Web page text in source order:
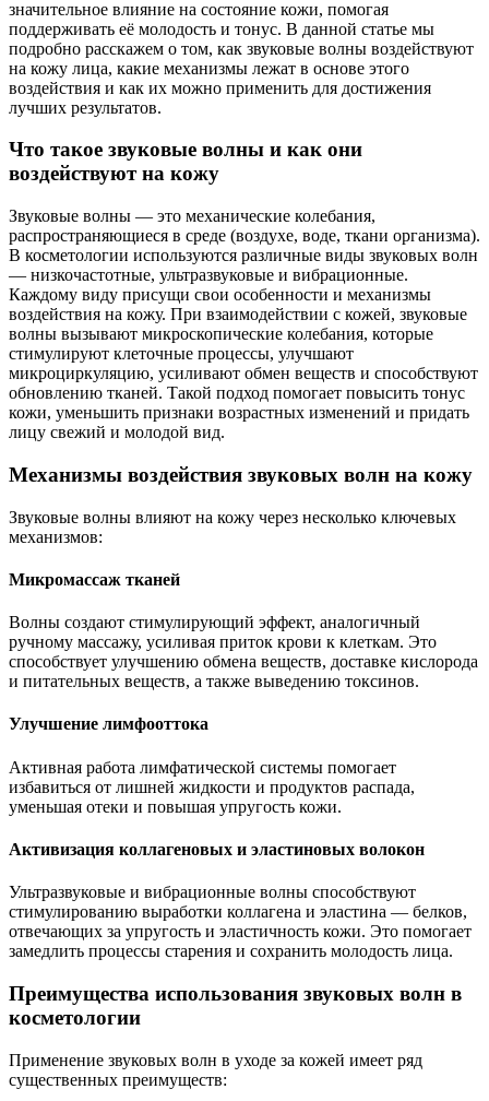
значительное влияние на состояние кожи, помогая
поддерживать её молодость и тонус. В данной статье мы
подробно расскажем о том, как звуковые волны воздействуют
на кожу лица, какие механизмы лежат в основе этого
воздействия и как их можно применить для достижения
лучших результатов.
Что такое звуковые волны и как они
воздействуют на кожу
Звуковые волны — это механические колебания,
распространяющиеся в среде (воздухе, воде, ткани организма).
В косметологии используются различные виды звуковых волн
— низкочастотные, ультразвуковые и вибрационные.
Каждому виду присущи свои особенности и механизмы
воздействия на кожу. При взаимодействии с кожей, звуковые
волны вызывают микроскопические колебания, которые
стимулируют клеточные процессы, улучшают
микроциркуляцию, усиливают обмен веществ и способствуют
обновлению тканей. Такой подход помогает повысить тонус
кожи, уменьшить признаки возрастных изменений и придать
лицу свежий и молодой вид.
Механизмы воздействия звуковых волн на кожу
Звуковые волны влияют на кожу через несколько ключевых
механизмов:
Микромассаж тканей
Волны создают стимулирующий эффект, аналогичный
ручному массажу, усиливая приток крови к клеткам. Это
способствует улучшению обмена веществ, доставке кислорода
и питательных веществ, а также выведению токсинов.
Улучшение лимфооттока
Активная работа лимфатической системы помогает
избавиться от лишней жидкости и продуктов распада,
уменьшая отеки и повышая упругость кожи.
Активизация коллагеновых и эластиновых волокон
Ультразвуковые и вибрационные волны способствуют
стимулированию выработки коллагена и эластина — белков,
отвечающих за упругость и эластичность кожи. Это помогает
замедлить процессы старения и сохранить молодость лица.
Преимущества использования звуковых волн в
косметологии
Применение звуковых волн в уходе за кожей имеет ряд
существенных преимуществ: